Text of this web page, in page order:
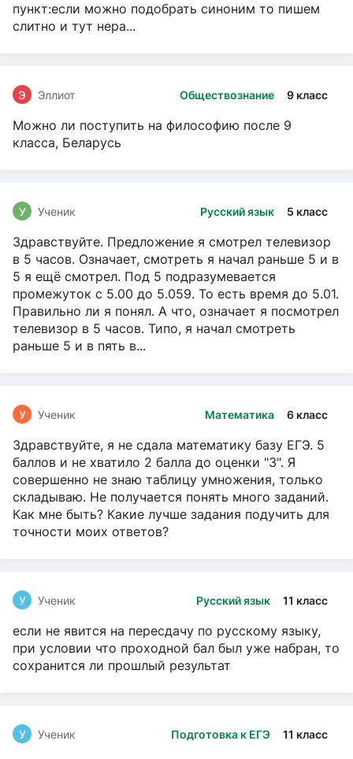
пункт:если можно подобрать синоним то пишем
слитно и тут нера...
Обществознание 9 класс
Э Эллиот
Можно ли поступить на философию после 9
класса, Беларусь
Русский язык 5 класс
У Ученик
Здравствуйте. Предложение я смотрел телевизор
в 5 часов. Означает, смотреть я начал раньше 5 и в
5 я ещё смотрел. Под 5 подразумевается
промежуток с 5.00 до 5.059. То есть время до 5.01.
Правильно ли я понял. А что, означает я посмотрел
телевизор в 5 часов. Типо, я начал смотреть
раньше 5 и в пять в...
Математика 6 класс
У Ученик
Здравствуйте, я не сдала математику базу ЕГЭ. 5
баллов и не хватило 2 балла до оценки "3". Я
совершенно не знаю таблицу умножения, только
складываю. Не получается понять много заданий.
Как мне быть? Какие лучше задания подучить для
точности моих ответов?
Русский язык 11 класс
У Ученик
если не явится на пересдачу по русскому языку,
при условии что проходной бал был уже набран, то
сохранится ли прошлый результат
Подготовка к ЕГЭ 11 класс
У Ученик